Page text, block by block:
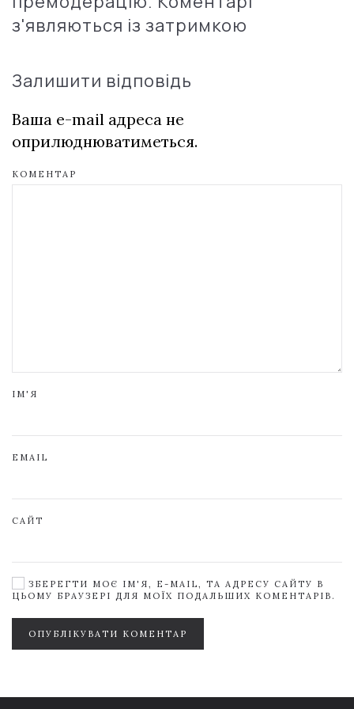
з'являються із затримкою
Залишити відповідь
Ваша e-mail адреса не
оприлюднюватиметься.
КОМЕНТАР
ІМ'Я
EMAIL
САЙТ
ЗБЕРЕГТИ МОЄ ІМ'Я, E-MAIL, ТА АДРЕСУ САЙТУ В
ЦЬОМУ БРАУЗЕРІ ДЛЯ МОЇХ ПОДАЛЬШИХ КОМЕНТАРІВ.
ОПУБЛІКУВАТИ КОМЕНТАР